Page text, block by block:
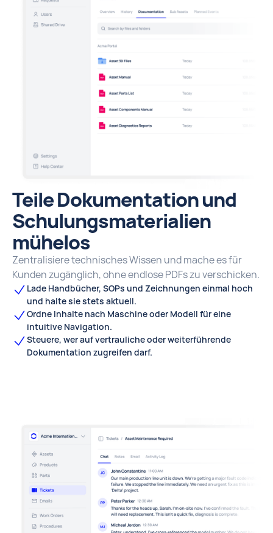
Teile Dokumentation und
Schulungsmaterialien
mühelos
Zentralisiere technisches Wissen und mache es für
Kunden zugänglich, ohne endlose PDFs zu verschicken.
Lade Handbücher, SOPs und Zeichnungen einmal hoch
und halte sie stets aktuell.
Ordne Inhalte nach Maschine oder Modell für eine
intuitive Navigation.
Steuere, wer auf vertrauliche oder weiterführende
Dokumentation zugreifen darf.